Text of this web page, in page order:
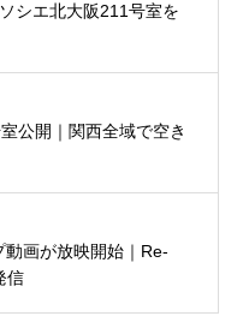
シエ北大阪211号室を
公開｜関西全域で空き
画が放映開始｜Re-
信